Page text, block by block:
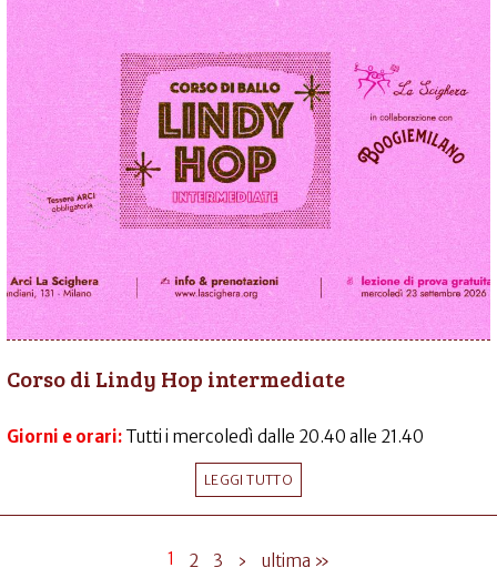
Corso di Lindy Hop intermediate
Giorni e orari: Tutti i mercoledì dalle 20.40 alle 21.40
LEGGI TUTTO
1 2 3 › ultima »